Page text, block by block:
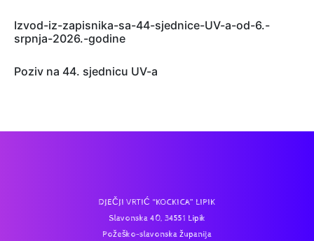
Izvod-iz-zapisnika-sa-44-sjednice-UV-a-od-6.-
srpnja-2026.-godine
Poziv na 44. sjednicu UV-a
DJEČJI VRTIĆ “KOCKICA” LIPIK
Slavonska 40, 34551 Lipik
Požeško-slavonska županija